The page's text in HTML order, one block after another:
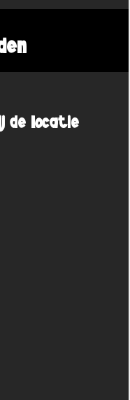
de locatie